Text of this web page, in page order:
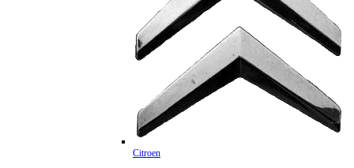
Citroen